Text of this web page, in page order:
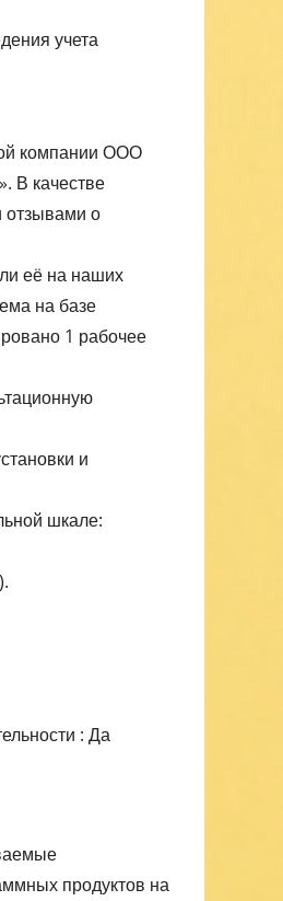
учета
компании ООО
В качестве
о
её на наших
на базе
1 рабочее
и
шкале:
: Да
продуктов на